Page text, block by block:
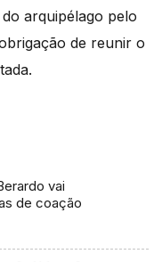
arquipélago pelo
de reunir o
vai
de coação